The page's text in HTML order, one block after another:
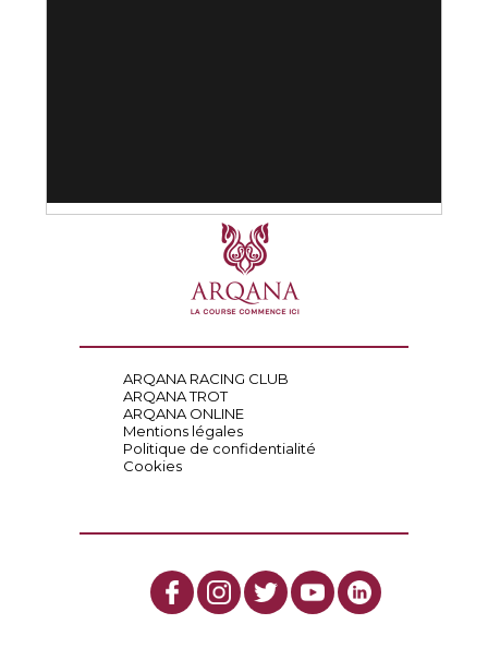
ARQANA RACING CLUB
ARQANA TROT
ARQANA ONLINE
Mentions légales
Politique de confidentialité
Cookies